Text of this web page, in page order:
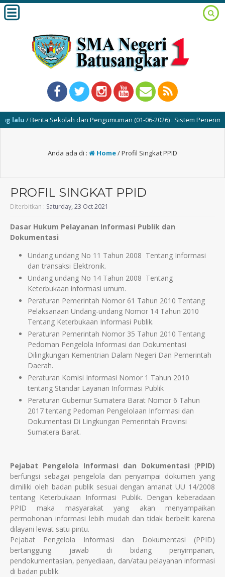
/ Berita Sekolah dan Pengumuman (01-06-2026) : Sistem
Anda ada di : Home/Profil Singkat PPID
PROFIL SINGKAT PPID
Diterbitkan : Saturday, 23 Oct 2021
Dasar Hukum Pelayanan Informasi Publik dan
Dokumentasi
Undang undang No 11 Tahun 2008 Tentang Informasi
dan transaksi Elektronik.
Undang undang No 14 Tahun 2008 Tentang
Keterbukaan informasi umum.
Peraturan Pemerintah Nomor 61 Tahun 2010 Tentang
Pelaksanaan Undang-undang Nomor 14 Tahun 2010
Tentang Keterbukaan Informasi Publik.
Peraturan Pemerintah Nomor 35 Tahun 2010 Tentang
Pedoman Pengelola Informasi dan Dokumentasi
Dilingkungan Kementrian Dalam Negeri Dan Pemerintah
Daerah.
Peraturan Komisi Informasi Nomor 1 Tahun 2010
tentang Standar Layanan Informasi Publik
Peraturan Gubernur Sumatera Barat Nomor 6 Tahun
2017 tentang Pedoman Pengelolaan Informasi dan
Dokumentasi Di Lingkungan Pemerintah Provinsi
Sumatera Barat.
Pejabat Pengelola Informasi dan Dokumentasi (PPID)
berfungsi sebagai pengelola dan penyampai dokumen yang
dimiliki oleh badan publik sesuai dengan amanat UU 14/2008
tentang Keterbukaan Informasi Publik. Dengan keberadaan
PPID maka masyarakat yang akan menyampaikan
permohonan informasi lebih mudah dan tidak berbelit karena
dilayani lewat satu pintu.
Pejabat Pengelola Informasi dan Dokumentasi (PPID)
bertanggung jawab di bidang penyimpanan,
pendokumentasian, penyediaan, dan/atau pelayanan informasi
di badan publik.